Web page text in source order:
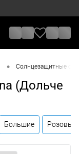
• Солнцезащитные
(Дольче
Большие Розовые